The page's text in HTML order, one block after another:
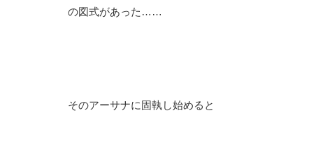
の図式があった……
そのアーサナに固執し始めると